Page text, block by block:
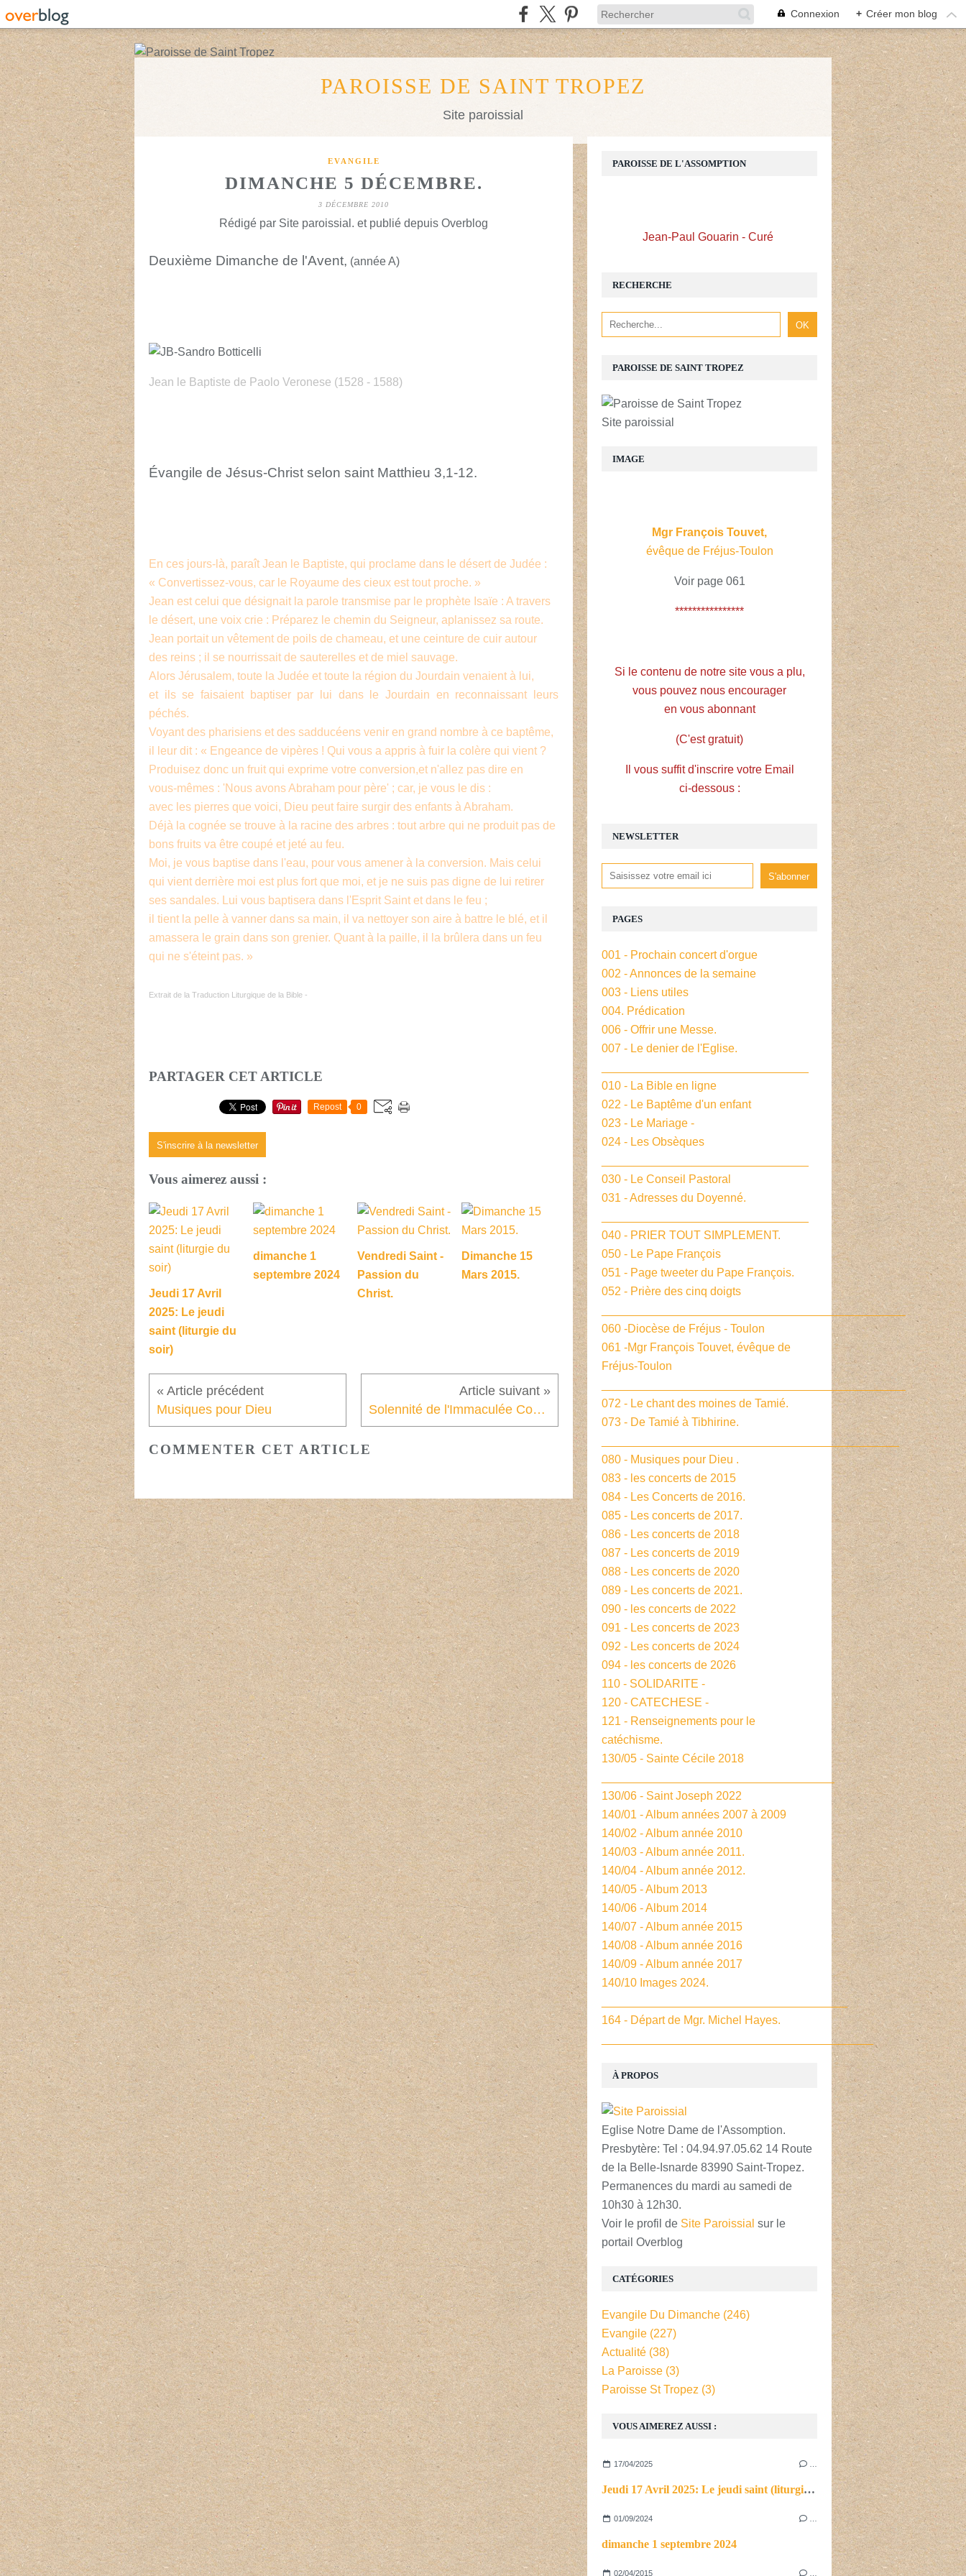
Connexion + Créer mon blog
PAROISSE DE SAINT TROPEZ
Site paroissial
EVANGILE
DIMANCHE 5 DÉCEMBRE.
3 DÉCEMBRE 2010
Rédigé par Site paroissial. et publié depuis Overblog
Deuxième Dimanche de l'Avent, (année A)
Jean le Baptiste de Paolo Veronese (1528 - 1588)
Évangile de Jésus-Christ selon saint Matthieu 3,1-12.
En ces jours-là, paraît Jean le Baptiste, qui proclame dans le désert de Judée :
« Convertissez-vous, car le Royaume des cieux est tout proche. »
Jean est celui que désignait la parole transmise par le prophète Isaïe : A travers
le désert, une voix crie : Préparez le chemin du Seigneur, aplanissez sa route.
Jean portait un vêtement de poils de chameau, et une ceinture de cuir autour
des reins ; il se nourrissait de sauterelles et de miel sauvage.
Alors Jérusalem, toute la Judée et toute la région du Jourdain venaient à lui,
et ils se faisaient baptiser par lui dans le Jourdain en reconnaissant leurs
péchés.
Voyant des pharisiens et des sadducéens venir en grand nombre à ce baptême,
il leur dit : « Engeance de vipères ! Qui vous a appris à fuir la colère qui vient ?
Produisez donc un fruit qui exprime votre conversion,et n'allez pas dire en
vous-mêmes : 'Nous avons Abraham pour père' ; car, je vous le dis :
avec les pierres que voici, Dieu peut faire surgir des enfants à Abraham.
Déjà la cognée se trouve à la racine des arbres : tout arbre qui ne produit pas de
bons fruits va être coupé et jeté au feu.
Moi, je vous baptise dans l'eau, pour vous amener à la conversion. Mais celui
qui vient derrière moi est plus fort que moi, et je ne suis pas digne de lui retirer
ses sandales. Lui vous baptisera dans l'Esprit Saint et dans le feu ;
il tient la pelle à vanner dans sa main, il va nettoyer son aire à battre le blé, et il
amassera le grain dans son grenier. Quant à la paille, il la brûlera dans un feu
qui ne s'éteint pas. »
Extrait de la Traduction Liturgique de la Bible -
PARTAGER CET ARTICLE
Repost 0
S'inscrire à la newsletter
Vous aimerez aussi :
Jeudi 17 Avril
2025: Le jeudi
saint (liturgie du
soir)
dimanche 1
septembre 2024
Vendredi Saint -
Passion du
Christ.
Dimanche 15
Mars 2015.
Musiques pour Dieu Solennité de l'Immaculée Conception
COMMENTER CET ARTICLE
NEWSLETTER
RECHERCHE
PAROISSE DE SAINT TROPEZ
Site paroissial
À PROPOS
Eglise Notre Dame de l'Assomption.
Presbytère: Tel : 04.94.97.05.62 14 Route
de la Belle-Isnarde 83990 Saint-Tropez.
Permanences du mardi au samedi de
10h30 à 12h30.
Voir le profil de Site Paroissial sur le
portail Overblog
VOUS AIMEREZ AUSSI :
17/04/2025
Jeudi 17 Avril 2025: Le jeudi saint (liturgie du soir)
01/09/2024
dimanche 1 septembre 2024
02/04/2015
PAGES
001 - Prochain concert d'orgue
002 - Annonces de la semaine
003 - Liens utiles
004. Prédication
006 - Offrir une Messe.
007 - Le denier de l'Eglise.
010 - La Bible en ligne
022 - Le Baptême d'un enfant
023 - Le Mariage -
024 - Les Obsèques
030 - Le Conseil Pastoral
031 - Adresses du Doyenné.
040 - PRIER TOUT SIMPLEMENT.
050 - Le Pape François
051 - Page tweeter du Pape François.
052 - Prière des cinq doigts
_______________________________________________
060 -Diocèse de Fréjus - Toulon
061 -Mgr François Touvet, évêque de
Fréjus-Toulon
_______________________________________________
072 - Le chant des moines de Tamié.
073 - De Tamié à Tibhirine.
______________________________________________
080 - Musiques pour Dieu .
083 - les concerts de 2015
084 - Les Concerts de 2016.
085 - Les concerts de 2017.
086 - Les concerts de 2018
087 - Les concerts de 2019
088 - Les concerts de 2020
089 - Les concerts de 2021.
090 - les concerts de 2022
091 - Les concerts de 2023
092 - Les concerts de 2024
094 - les concerts de 2026
110 - SOLIDARITE -
120 - CATECHESE -
121 - Renseignements pour le
catéchisme.
130/05 - Sainte Cécile 2018
____________________________________
130/06 - Saint Joseph 2022
140/01 - Album années 2007 à 2009
140/02 - Album année 2010
140/03 - Album année 2011.
140/04 - Album année 2012.
140/05 - Album 2013
140/06 - Album 2014
140/07 - Album année 2015
140/08 - Album année 2016
140/09 - Album année 2017
140/10 Images 2024.
______________________________________
164 - Départ de Mgr. Michel Hayes.
__________________________________________
CATÉGORIES
Evangile Du Dimanche (246)
Evangile (227)
Actualité (38)
La Paroisse (3)
Paroisse St Tropez (3)
IMAGE
Mgr François Touvet,
évêque de Fréjus-Toulon
Voir page 061
****************
Si le contenu de notre site vous a plu,
vous pouvez nous encourager
en vous abonnant
(C'est gratuit)
Il vous suffit d'inscrire votre Email
ci-dessous :
PAROISSE DE L'ASSOMPTION
Jean-Paul Gouarin - Curé